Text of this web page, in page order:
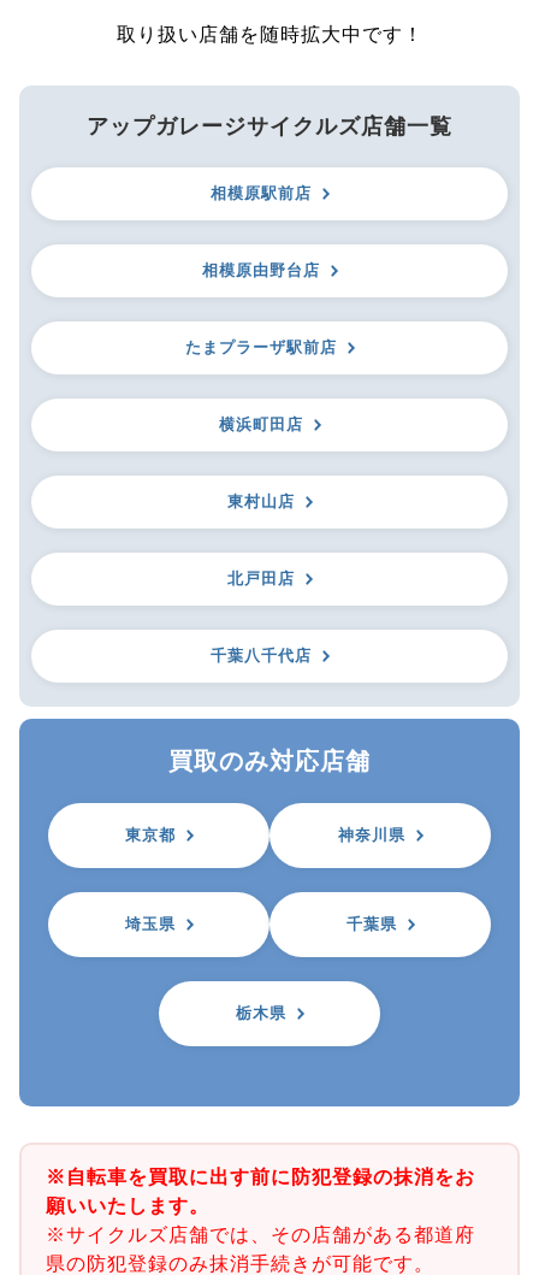
取り扱い店舗を随時拡大中です！
アップガレージサイクルズ店舗一覧
相模原駅前店
相模原由野台店
たまプラーザ駅前店
横浜町田店
東村山店
北戸田店
千葉八千代店
買取のみ対応店舗
東京都 神奈川県
埼玉県 千葉県
栃木県
※自転車を買取に出す前に防犯登録の抹消をお
願いいたします。
※サイクルズ店舗では、その店舗がある都道府
県の防犯登録のみ抹消手続きが可能です。